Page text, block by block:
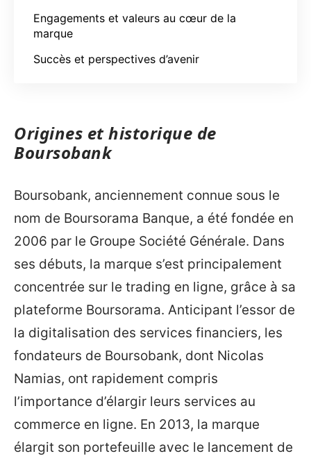
Engagements et valeurs au cœur de la
marque
Succès et perspectives d’avenir
Origines et historique de
Boursobank
Boursobank, anciennement connue sous le
nom de Boursorama Banque, a été fondée en
2006 par le Groupe Société Générale. Dans
ses débuts, la marque s’est principalement
concentrée sur le trading en ligne, grâce à sa
plateforme Boursorama. Anticipant l’essor de
la digitalisation des services financiers, les
fondateurs de Boursobank, dont Nicolas
Namias, ont rapidement compris
l’importance d’élargir leurs services au
commerce en ligne. En 2013, la marque
élargit son portefeuille avec le lancement de